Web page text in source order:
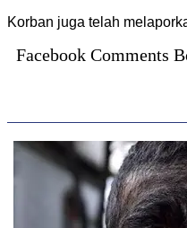
Korban juga telah
Facebook Comments